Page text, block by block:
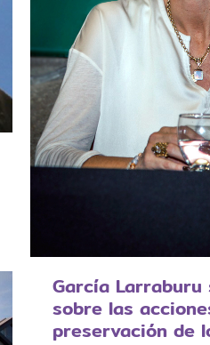
García
sobre las
preservación de